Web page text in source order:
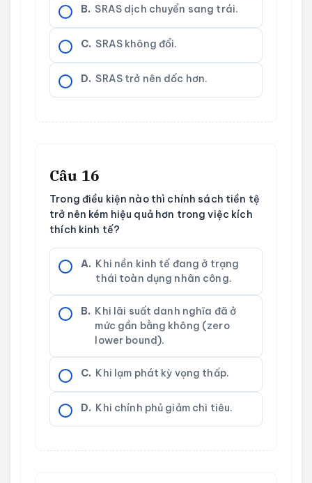
B. SRAS dịch chuyển sang trái.
C. SRAS không đổi.
D. SRAS trở nên dốc hơn.
Câu 16
Trong điều kiện nào thì chính sách tiền tệ
trở nên kém hiệu quả hơn trong việc kích
thích kinh tế?
A. Khi nền kinh tế đang ở trạng
thái toàn dụng nhân công.
B. Khi lãi suất danh nghĩa đã ở
mức gần bằng không (zero
lower bound).
C. Khi lạm phát kỳ vọng thấp.
D. Khi chính phủ giảm chi tiêu.